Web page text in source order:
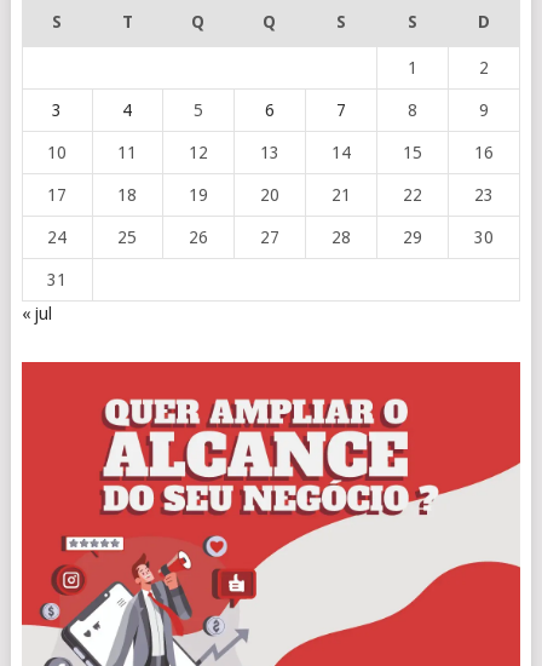
S T Q Q S S D
1 2
3 4 5 6 7 8 9
10 11 12 13 14 15 16
17 18 19 20 21 22 23
24 25 26 27 28 29 30
31
« jul